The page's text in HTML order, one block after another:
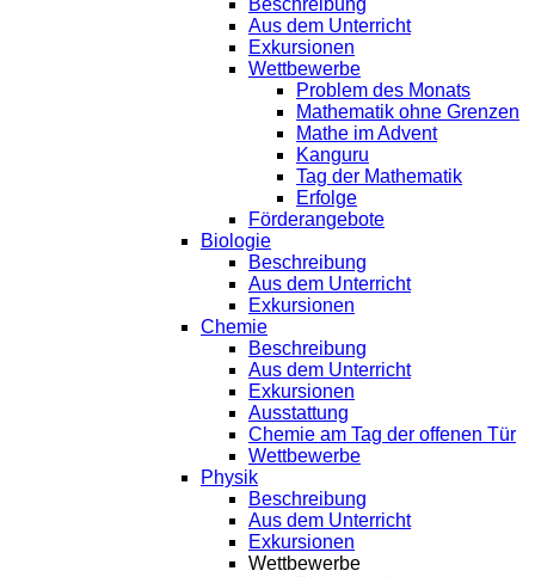
Aus dem Unterricht
Exkursionen
Wettbewerbe
Problem des Monats
Mathematik ohne Grenzen
Mathe im Advent
Kanguru
Tag der Mathematik
Erfolge
Förderangebote
Biologie
Beschreibung
Aus dem Unterricht
Exkursionen
Chemie
Beschreibung
Aus dem Unterricht
Exkursionen
Ausstattung
Chemie am Tag der offenen Tür
Wettbewerbe
Physik
Beschreibung
Aus dem Unterricht
Exkursionen
Wettbewerbe